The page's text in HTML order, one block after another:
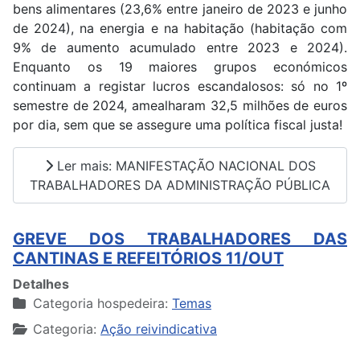
bens alimentares (23,6% entre janeiro de 2023 e junho
de 2024), na energia e na habitação (habitação com
9% de aumento acumulado entre 2023 e 2024).
Enquanto os 19 maiores grupos económicos
continuam a registar lucros escandalosos: só no 1º
semestre de 2024, amealharam 32,5 milhões de euros
por dia, sem que se assegure uma política fiscal justa!
Ler mais: MANIFESTAÇÃO NACIONAL DOS
TRABALHADORES DA ADMINISTRAÇÃO PÚBLICA
GREVE DOS TRABALHADORES DAS
CANTINAS E REFEITÓRIOS 11/OUT
Detalhes
Categoria hospedeira: Temas
Categoria: Ação reivindicativa